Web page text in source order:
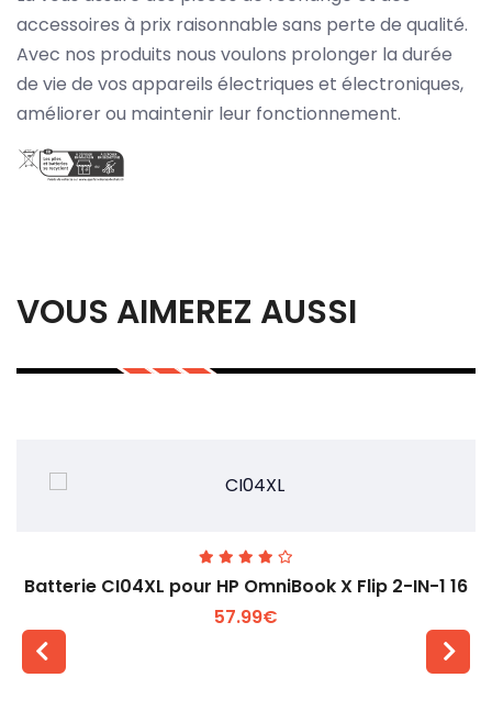
accessoires à prix raisonnable sans perte de qualité.
Avec nos produits nous voulons prolonger la durée
de vie de vos appareils électriques et électroniques,
améliorer ou maintenir leur fonctionnement.
VOUS AIMEREZ AUSSI
Batterie CI04XL pour HP OmniBook X Flip 2-IN-1 16
57.99€